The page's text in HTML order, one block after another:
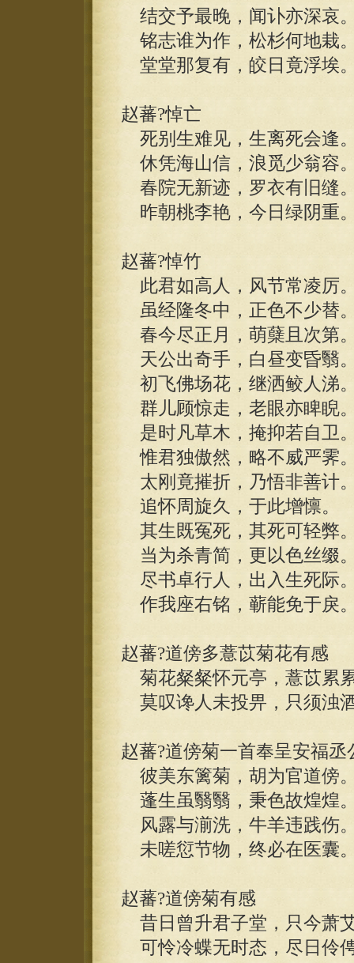
结交予最晚，闻讣亦深哀
铭志谁为作，松杉何地栽
堂堂那复有，皎日竟浮埃
赵蕃?悼亡
死别生难见，生离死会逢
休凭海山信，浪觅少翁容
春院无新迹，罗衣有旧缝
昨朝桃李艳，今日绿阴重
赵蕃?悼竹
此君如高人，风节常凌厉
虽经隆冬中，正色不少替
春今尽正月，萌蘖且次第
天公出奇手，白昼变昏翳
初飞佛场花，继洒鲛人涕
群儿顾惊走，老眼亦睥睨
是时凡草木，掩抑若自卫
惟君独傲然，略不威严霁
太刚竟摧折，乃悟非善计
追怀周旋久，于此增懔。
其生既冤死，其死可轻弊
当为杀青简，更以色丝缀
尽书卓行人，出入生死际
作我座右铭，蕲能免于戾
赵蕃?道傍多薏苡菊花有感
菊花粲粲怀元亭，薏苡累
莫叹谗人未投畀，只须浊
赵蕃?道傍菊一首奉呈安福丞
彼美东篱菊，胡为官道傍
蓬生虽翳翳，秉色故煌煌
风露与湔洗，牛羊违践伤
未嗟愆节物，终必在医囊
赵蕃?道傍菊有感
昔日曾升君子堂，只今萧
可怜冷蝶无时态，尽日伶